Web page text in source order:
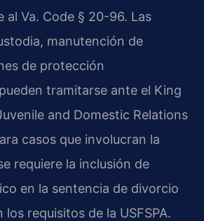
al Va. Code § 20-96. Las
manutención de
de protección
tramitarse ante el King
and Domestic Relations
casos que involucran la
requiere la inclusión de
en la sentencia de divorcio
requisitos de la USFSPA.